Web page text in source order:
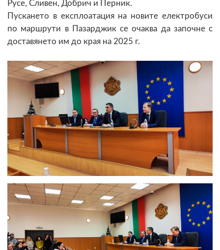
Русе, Сливен, Добрич и Перник.
Пускането в експлоатация на новите електробуси
по маршрути в Пазарджик се очаква да започне с
доставянето им до края на 2025 г.